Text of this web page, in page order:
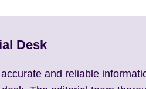
Desk
and reliable